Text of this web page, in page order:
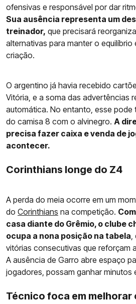
ofensivas e responsável por dar
Sua ausência representa um
treinador, que precisará
alternativas para manter o
criação.
O argentino já havia recebido
Vitória, e a soma das advertências
automática. No entanto, esse pode
do camisa 8 com o alvinegro. A
precisa fazer caixa e venda de
acontecer.
Corinthians longe do Z4
A perda do meia ocorre em um
do Corinthians na competição.
casa diante do Grêmio, o clube
ocupa a nona posição na tabela
vitórias consecutivas que reforçam
A ausência de Garro abre espaço
jogadores, possam ganhar minutos
Técnico foca em melhorar